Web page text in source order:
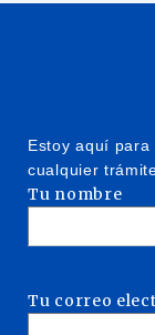
Estoy aquí
cualquier
Tu nombre
Tu correo